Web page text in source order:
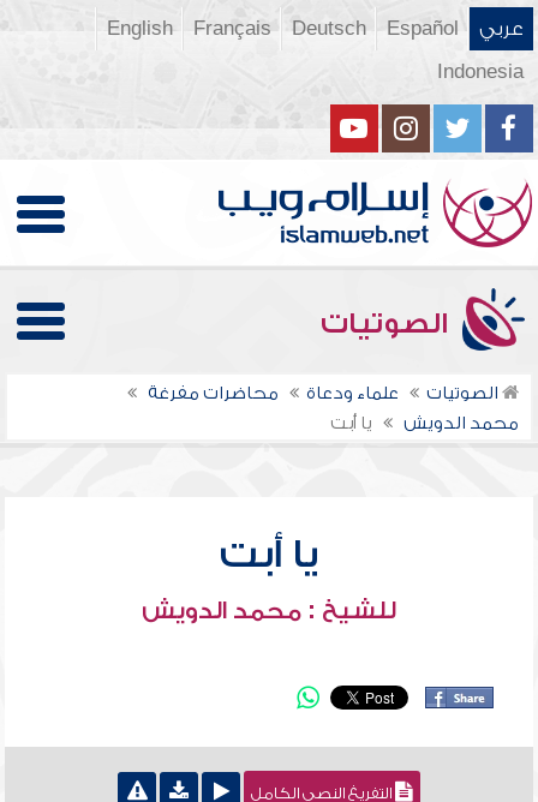
عربي Español
Deutsch
Français
English
Indonesia
الصوتيات
الصوتيات علماء ودعاة
محاضرات مفرغة
محمد الدويش
يا أبت
يا أبت
للشيخ : محمد الدويش
التفريغ النصي الكامل